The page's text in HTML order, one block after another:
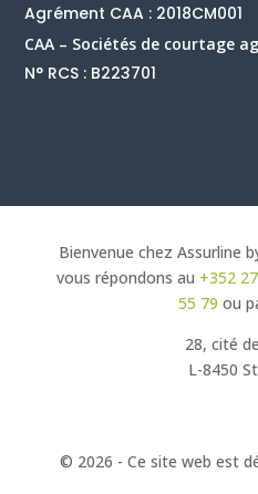
Agrément CAA : 2018CM001
CAA – Sociétés de courtage
N° RCS : B223701
Bienvenue chez Assurline
vous répondons au +352
55 79 ou
28, cité
L-8450
© 2026 - Ce site web est